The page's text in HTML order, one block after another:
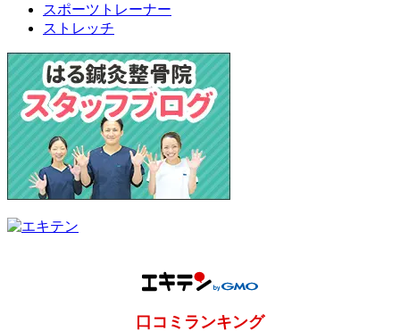
スポーツトレーナー
ストレッチ